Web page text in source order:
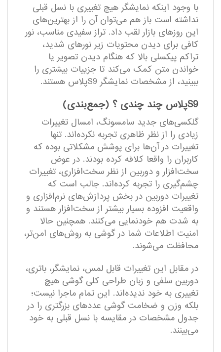
با وجود اینکه نمایشگر هیچ تغییری با نسل قبلی
نداشته است باز هم می‌توان آن را از بهترین‌های
این روزهای بازار لقب داد. تراز سفیدی مناسب، نور
کافی برای دیدن محتویات زیر نور‌های شدید،
تراکم پیکسلی بالا که هنگام دیدن تصویر یا
خواندن متن کمک می‌کند تا جزییات بیشتری را
ببینید، از مشخصات نمایشگر S9پلاس هستند.
S9پلاس چند چندی ؟ (جمع‌بندی)
گلکسی‌های جدید سامسونگ، امسال تغییرات
زیادی را از نظر ظاهری تجربه نکرده‌اند. تنها
تغییرات در آن‌ها برای پوشش مشکلاتی بوده که
کاربران را واقعا کلافه کرده بودند. در عوض
سخت‌افزار و دوربین از نظر سخت‌افزاری، تغییرات
چشم‌گیری را تجربه کرده‌اند. جالب است که
تغییرات دوربین در بخش پردازش‌های نرم‌افزاری و
واقعیت افزوده بسیار بیشتر از سخت‌افزار هستند و
به شدت هم خودنمایی می‌کنند. همچنین حالا
امنیت اطلاعات شما در گوشی به روش‌های امن‌تر،
محافظت می‌شوند.
در مقابل این تغییرات قابل لمس، نمایشگر، باتری،
دوربین سلفی و زبان طراحی کلی گوشی هیچ
تغییری به خود ندیده‌اند. این تمام ماجرا نیست؛
بلکه وزن و ضخامت گوشی عددهای بزرگتری را در
جدول مشخصات در مقایسه با نسل قبلی به خود
می‌بینند.